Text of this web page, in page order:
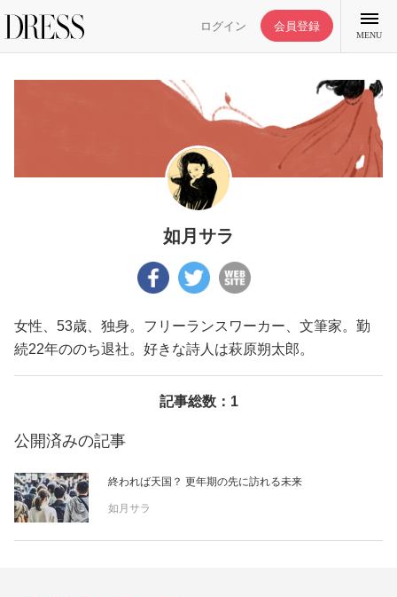
ログイン 会員登録
MENU
ライフスタイル
ファッション
恋愛/結婚/離婚
美容/健康
ワークスタイル
如月サラ
女性、53歳、独身。フリーランスワーカー、文筆家。勤
続22年ののち退社。好きな詩人は萩原朔太郎。
記事総数：1
公開済みの記事
終われば天国？ 更年期の先に訪れる未来
如月サラ